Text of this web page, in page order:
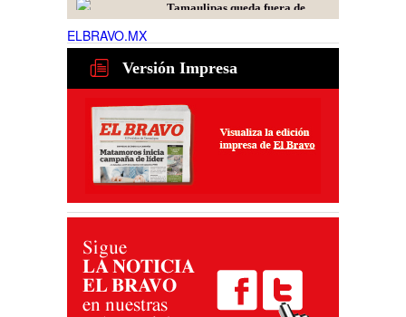
Tamaulipas queda fuera de
recomendación para fracking
Misantla, informa comité
06 Ago 2026
Presidente de Fecanaco
cuestiona retenes en
afirma que generan molestias
06 Ago 2026
ELBRAVO.MX
Versión Impresa